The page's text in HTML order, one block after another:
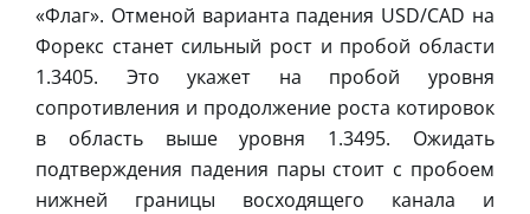
«Флаг». Отменой варианта падения USD/CAD на
Форекс станет сильный рост и пробой области
1.3405. Это укажет на пробой уровня
сопротивления и продолжение роста котировок
в область выше уровня 1.3495. Ожидать
подтверждения падения пары стоит с пробоем
нижней границы восходящего канала и